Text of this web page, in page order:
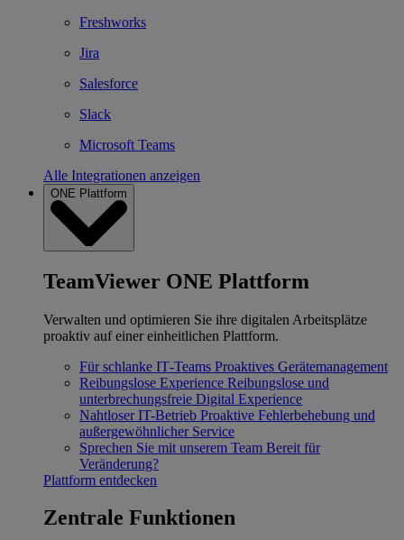
Freshworks
Jira
Salesforce
Slack
Microsoft Teams
Alle Integrationen anzeigen
ONE Plattform
TeamViewer ONE Plattform
Verwalten und optimieren Sie ihre digitalen Arbeitsplätze
proaktiv auf einer einheitlichen Plattform.
Für schlanke IT‐Teams Proaktives Gerätemanagement
Reibungslose Experience Reibungslose und
unterbrechungsfreie Digital Experience
Nahtloser IT-Betrieb Proaktive Fehlerbehebung und
außergewöhnlicher Service
Sprechen Sie mit unserem Team Bereit für
Veränderung?
Plattform entdecken
Zentrale Funktionen